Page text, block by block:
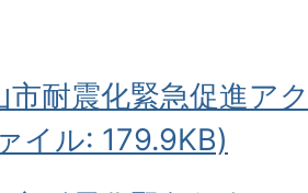
市耐震化緊急促進ア
イル: 179.9KB)